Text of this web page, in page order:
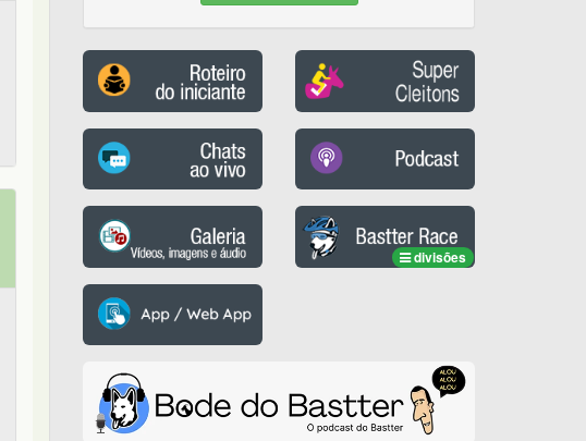
divisões